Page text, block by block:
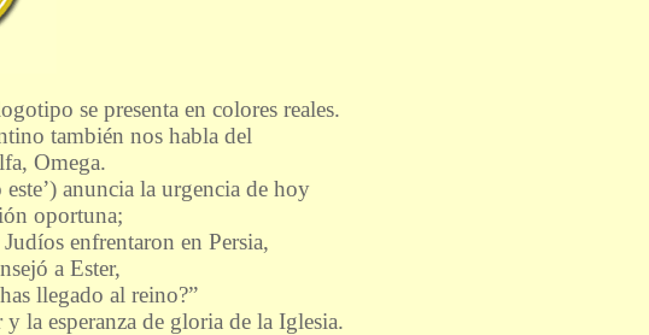
se presenta en colores reales.
también nos habla del
Omega.
anuncia la urgencia de hoy
oportuna;
enfrentaron en Persia,
a Ester,
llegado al reino?”
la esperanza de gloria de la Iglesia.